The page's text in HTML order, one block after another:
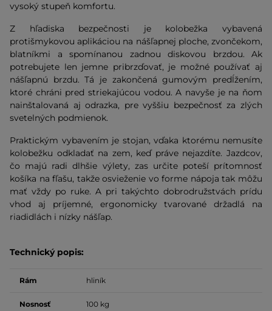
vysoký stupeň komfortu.
Z hľadiska bezpečnosti je kolobežka vybavená
protišmykovou aplikáciou na nášľapnej ploche, zvončekom,
blatníkmi a spomínanou zadnou diskovou brzdou. Ak
potrebujete len jemne pribrzďovať, je možné používať aj
nášľapnú brzdu. Tá je zakončená gumovým predĺžením,
ktoré chráni pred striekajúcou vodou. A navyše je na ňom
nainštalovaná aj odrazka, pre vyššiu bezpečnosť za zlých
svetelných podmienok.
Praktickým vybavením je stojan, vďaka ktorému nemusíte
kolobežku odkladať na zem, keď práve nejazdíte. Jazdcov,
čo majú radi dlhšie výlety, zas určite poteší prítomnosť
košíka na fľašu, takže osvieženie vo forme nápoja tak môžu
mať vždy po ruke. A pri takýchto dobrodružstvách prídu
vhod aj príjemné, ergonomicky tvarované držadlá na
riadidlách i nízky nášľap.
Technický popis:
Rám hliník
Nosnosť 100 kg